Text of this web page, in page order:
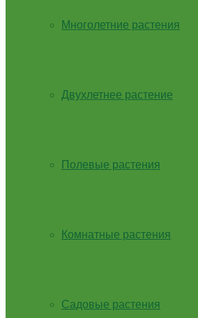
Многолетние растения
Двухлетнее растение
Полевые растения
Комнатные растения
Садовые растения